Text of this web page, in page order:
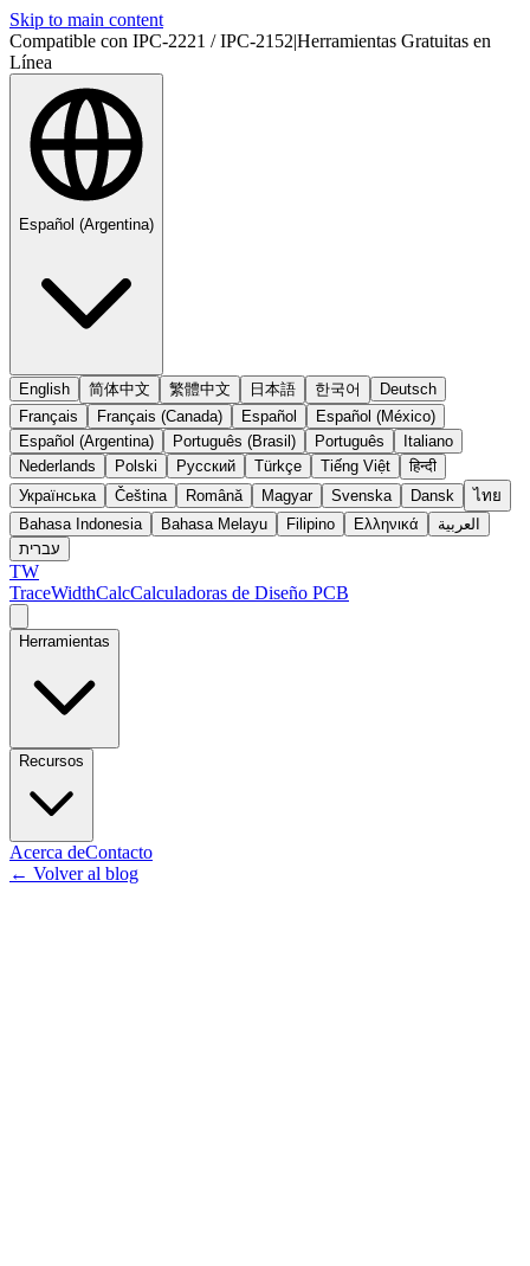
Skip to main content
Compatible con IPC-2221 / IPC-2152|Herramientas Gratuitas en
Línea
Español (Argentina)
English 简体中文 繁體中文 日本語 한국어
Deutsch
Français
Français (Canada) Español
Español (México)
Español (Argentina)
Português (Brasil) Português
Italiano
Nederlands
Polski Русский Türkçe Tiếng Việt
हिन्दी
Українська
Čeština Română Magyar Svenska Dansk
ไทย
Bahasa Indonesia
Bahasa Melayu Filipino Ελληνικά
العربية
עברית
TW
TraceWidthCalcCalculadoras de Diseño PCB
Herramientas
Recursos
Acerca deContacto
← Volver al blog